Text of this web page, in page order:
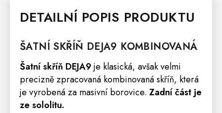
DETAILNÍ POPIS PRODUKTU
ŠATNÍ SKŘÍŇ DEJA9 KOMBINOVANÁ
Šatní skříň DEJA9je klasická, avšak velmi
precizně zpracovaná kombinovaná skříň, která
je vyrobená za masivní borovice. Zadní část je
ze sololitu.